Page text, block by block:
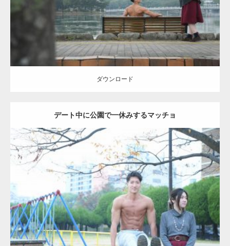
ダウンロード
ダウンロード
デート中に公園で一休みするマッチョ
Update:2021.07.6
Category:公園のマッチョ その他 AKIHITO(細マッチョ) 腹筋
ダウンロード